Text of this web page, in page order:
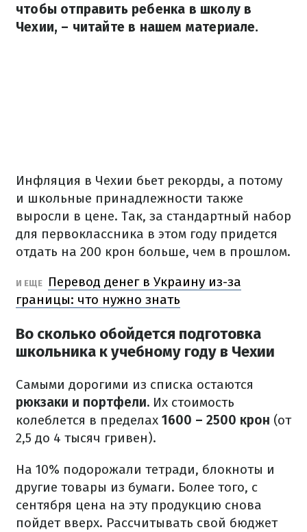
чтобы отправить ребенка в школу в
Чехии, – читайте в нашем материале.
Инфляция в Чехии бьет рекорды, а потому
и школьные принадлежности также
выросли в цене. Так, за стандартный набор
для первоклассника в этом году придется
отдать на 200 крон больше, чем в прошлом.
И ЕЩЕ
Перевод денег в Украину из-за
границы: что нужно знать
Во сколько обойдется подготовка
школьника к учебному году в Чехии
Самыми дорогими из списка остаются
рюкзаки и портфели. Их стоимость
колеблется в пределах 1600 – 2500 крон (от
2,5 до 4 тысяч гривен).
На 10% подорожали тетради, блокноты и
другие товары из бумаги. Более того, с
сентября цена на эту продукцию снова
пойдет вверх. Рассчитывать свой бюджет